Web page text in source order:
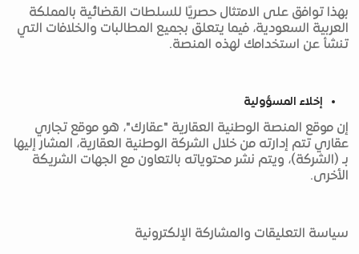
بهذا توافق على الامتثال حصريًا للسلطات القضائية بالمملكة
العربية السعودية، فيما يتعلق بجميع المطالبات والخلافات التي
تنشأ عن استخدامك لهذه المنصة.
إخلاء المسؤولية
إن موقع المنصة الوطنية العقارية "عقارك"، هو موقع تجاري
عقاري تتم إدارته من خلال الشركة الوطنية العقارية، المشار إليها
بـ (الشركة)، ويتم نشر محتوياته بالتعاون مع الجهات الشريكة
الأخرى.
سياسة التعليقات والمشاركة الإلكترونية